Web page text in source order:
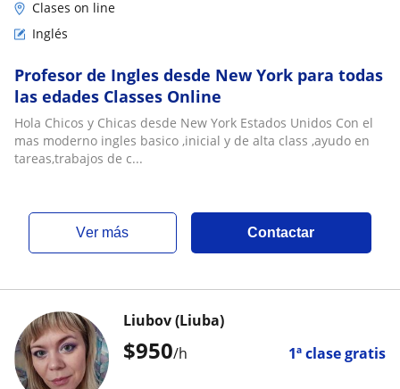
Clases on line
Inglés
Profesor de Ingles desde New York para todas
las edades Classes Online
Hola Chicos y Chicas desde New York Estados Unidos Con el
mas moderno ingles basico ,inicial y de alta class ,ayudo en
tareas,trabajos de c...
ver más Contactar
$950/h 1ª clase gratis
Liubov (Liuba)